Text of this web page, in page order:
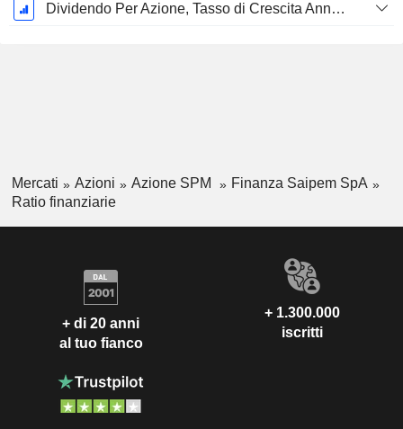
Dividendo Per Azione, Tasso di Crescita Annuo Composto a 5 Anni %
Mercati Azioni Azione SPM
Finanza Saipem SpA
Ratio finanziarie
+ di 20 anni
al tuo fianco
+ 1.300.000
iscritti